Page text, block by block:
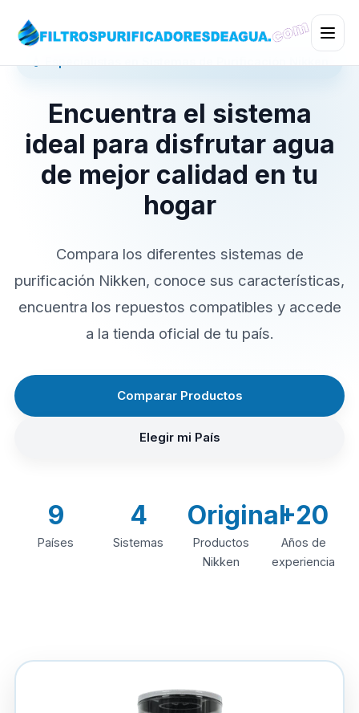
Encuentra el sistema
ideal para disfrutar agua
de mejor calidad en tu
hogar
Compara los diferentes sistemas de
purificación Nikken, conoce sus características,
encuentra los repuestos compatibles y accede
a la tienda oficial de tu país.
Comparar Productos
Elegir mi País
9
Países
4
Sistemas
Original
Productos
Nikken
+20
Años de
experiencia